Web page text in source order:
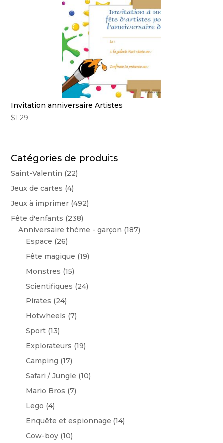
Invitation anniversaire Artistes
$1.29
Catégories de produits
Saint-Valentin (22)
Jeux de cartes (4)
Jeux à imprimer (492)
Fête d'enfants (238)
Anniversaire thème - garçon (187)
Espace (26)
Fête magique (19)
Monstres (15)
Scientifiques (24)
Pirates (24)
Hotwheels (7)
Sport (13)
Explorateurs (19)
Camping (17)
Safari / Jungle (10)
Mario Bros (7)
Lego (4)
Enquête et espionnage (14)
Cow-boy (10)